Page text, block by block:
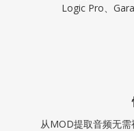
Logic Pro、
从MOD提取音频无